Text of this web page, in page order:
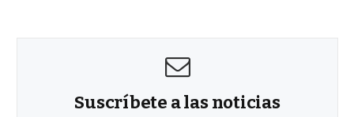
Suscríbete a las noticias